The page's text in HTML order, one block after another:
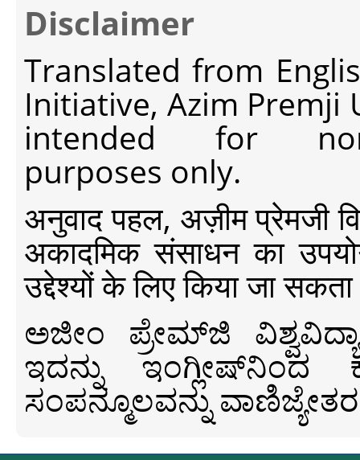
Disclaimer
Translated from
Initiative, Azim Premji
intended for non-
purposes only.
अनुवाद पहल, अज़ीम प्रेमजी
अकादमिक संसाधन का
उद्देश्यों के लिए किया जा
ಅಜೀಂ ಪ್ರೇಮ್‍ಜಿ
ಇದನ್ನು ಇಂಗ್ಲೀಷ್‍ನಿಂದ
ಸಂಪನ್ಮೂಲವನ್ನು